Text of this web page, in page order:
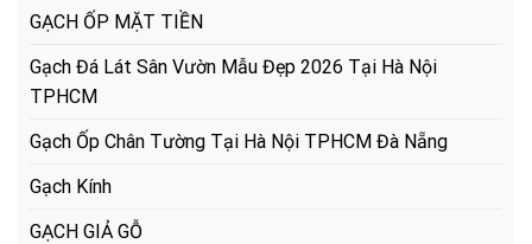
GẠCH ỐP MẶT TIỀN
Gạch Đá Lát Sân Vườn Mẫu Đẹp 2026 Tại Hà Nội
TPHCM
Gạch Ốp Chân Tường Tại Hà Nội TPHCM Đà Nẵng
Gạch Kính
GẠCH GIẢ GỖ